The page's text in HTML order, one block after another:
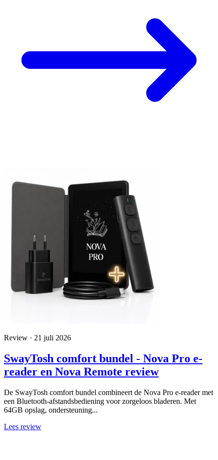
Review · 21 juli 2026
SwayTosh comfort bundel - Nova Pro e-
reader en Nova Remote review
De SwayTosh comfort bundel combineert de Nova Pro e-reader met
een Bluetooth-afstandsbediening voor zorgeloos bladeren. Met
64GB opslag, ondersteuning...
Lees review